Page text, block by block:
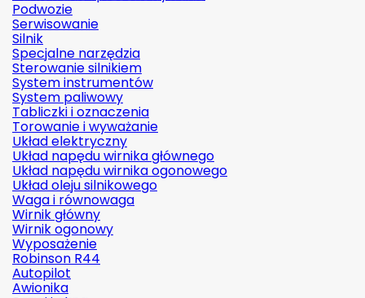
Podwozie
Serwisowanie
Silnik
Specjalne narzędzia
Sterowanie silnikiem
System instrumentów
System paliwowy
Tabliczki i oznaczenia
Torowanie i wyważanie
Układ elektryczny
Układ napędu wirnika głównego
Układ napędu wirnika ogonowego
Układ oleju silnikowego
Waga i równowaga
Wirnik główny
Wirnik ogonowy
Wyposażenie
Robinson R44
Autopilot
Awionika